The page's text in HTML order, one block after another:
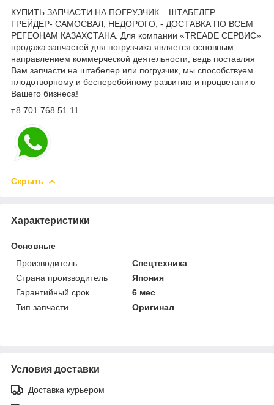
КУПИТЬ ЗАПЧАСТИ НА ПОГРУЗЧИК – ШТАБЕЛЕР –
ГРЕЙДЕР- САМОСВАЛ, НЕДОРОГО, - ДОСТАВКА ПО ВСЕМ
РЕГЕОНАМ КАЗАХСТАНА. Для компании «TREADE СЕРВИС»
продажа запчастей для погрузчика является основным
направлением коммерческой деятельности, ведь поставляя
Вам запчасти на штабелер или погрузчик, мы способствуем
плодотворному и бесперебойному развитию и процветанию
Вашего бизнеса!
т.8 701 768 51 11
Скрыть
Характеристики
Основные
Производитель
Спецтехника
Страна производитель
Япония
Гарантийный срок
6 мес
Тип запчасти
Оригинал
Условия доставки
Доставка курьером